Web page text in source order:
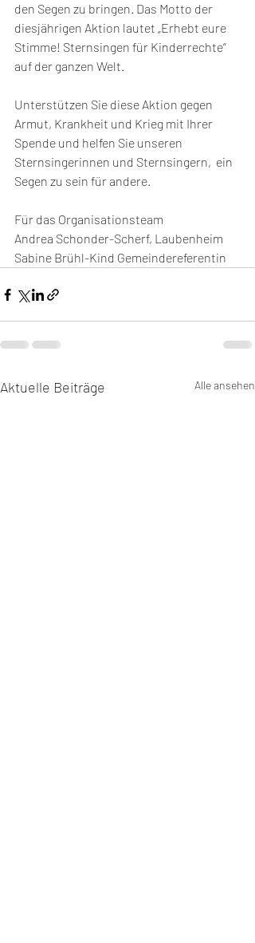
den Segen zu bringen. Das Motto der
diesjährigen Aktion lautet „Erhebt eure
Stimme! Sternsingen für Kinderrechte“
auf der ganzen Welt.
Unterstützen Sie diese Aktion gegen
Armut, Krankheit und Krieg mit Ihrer
Spende und helfen Sie unseren
Sternsingerinnen und Sternsingern,  ein
Segen zu sein für andere.
Für das Organisationsteam
Andrea Schonder-Scherf, Laubenheim
Sabine Brühl-Kind Gemeindereferentin
Aktuelle Beiträge Alle ansehen